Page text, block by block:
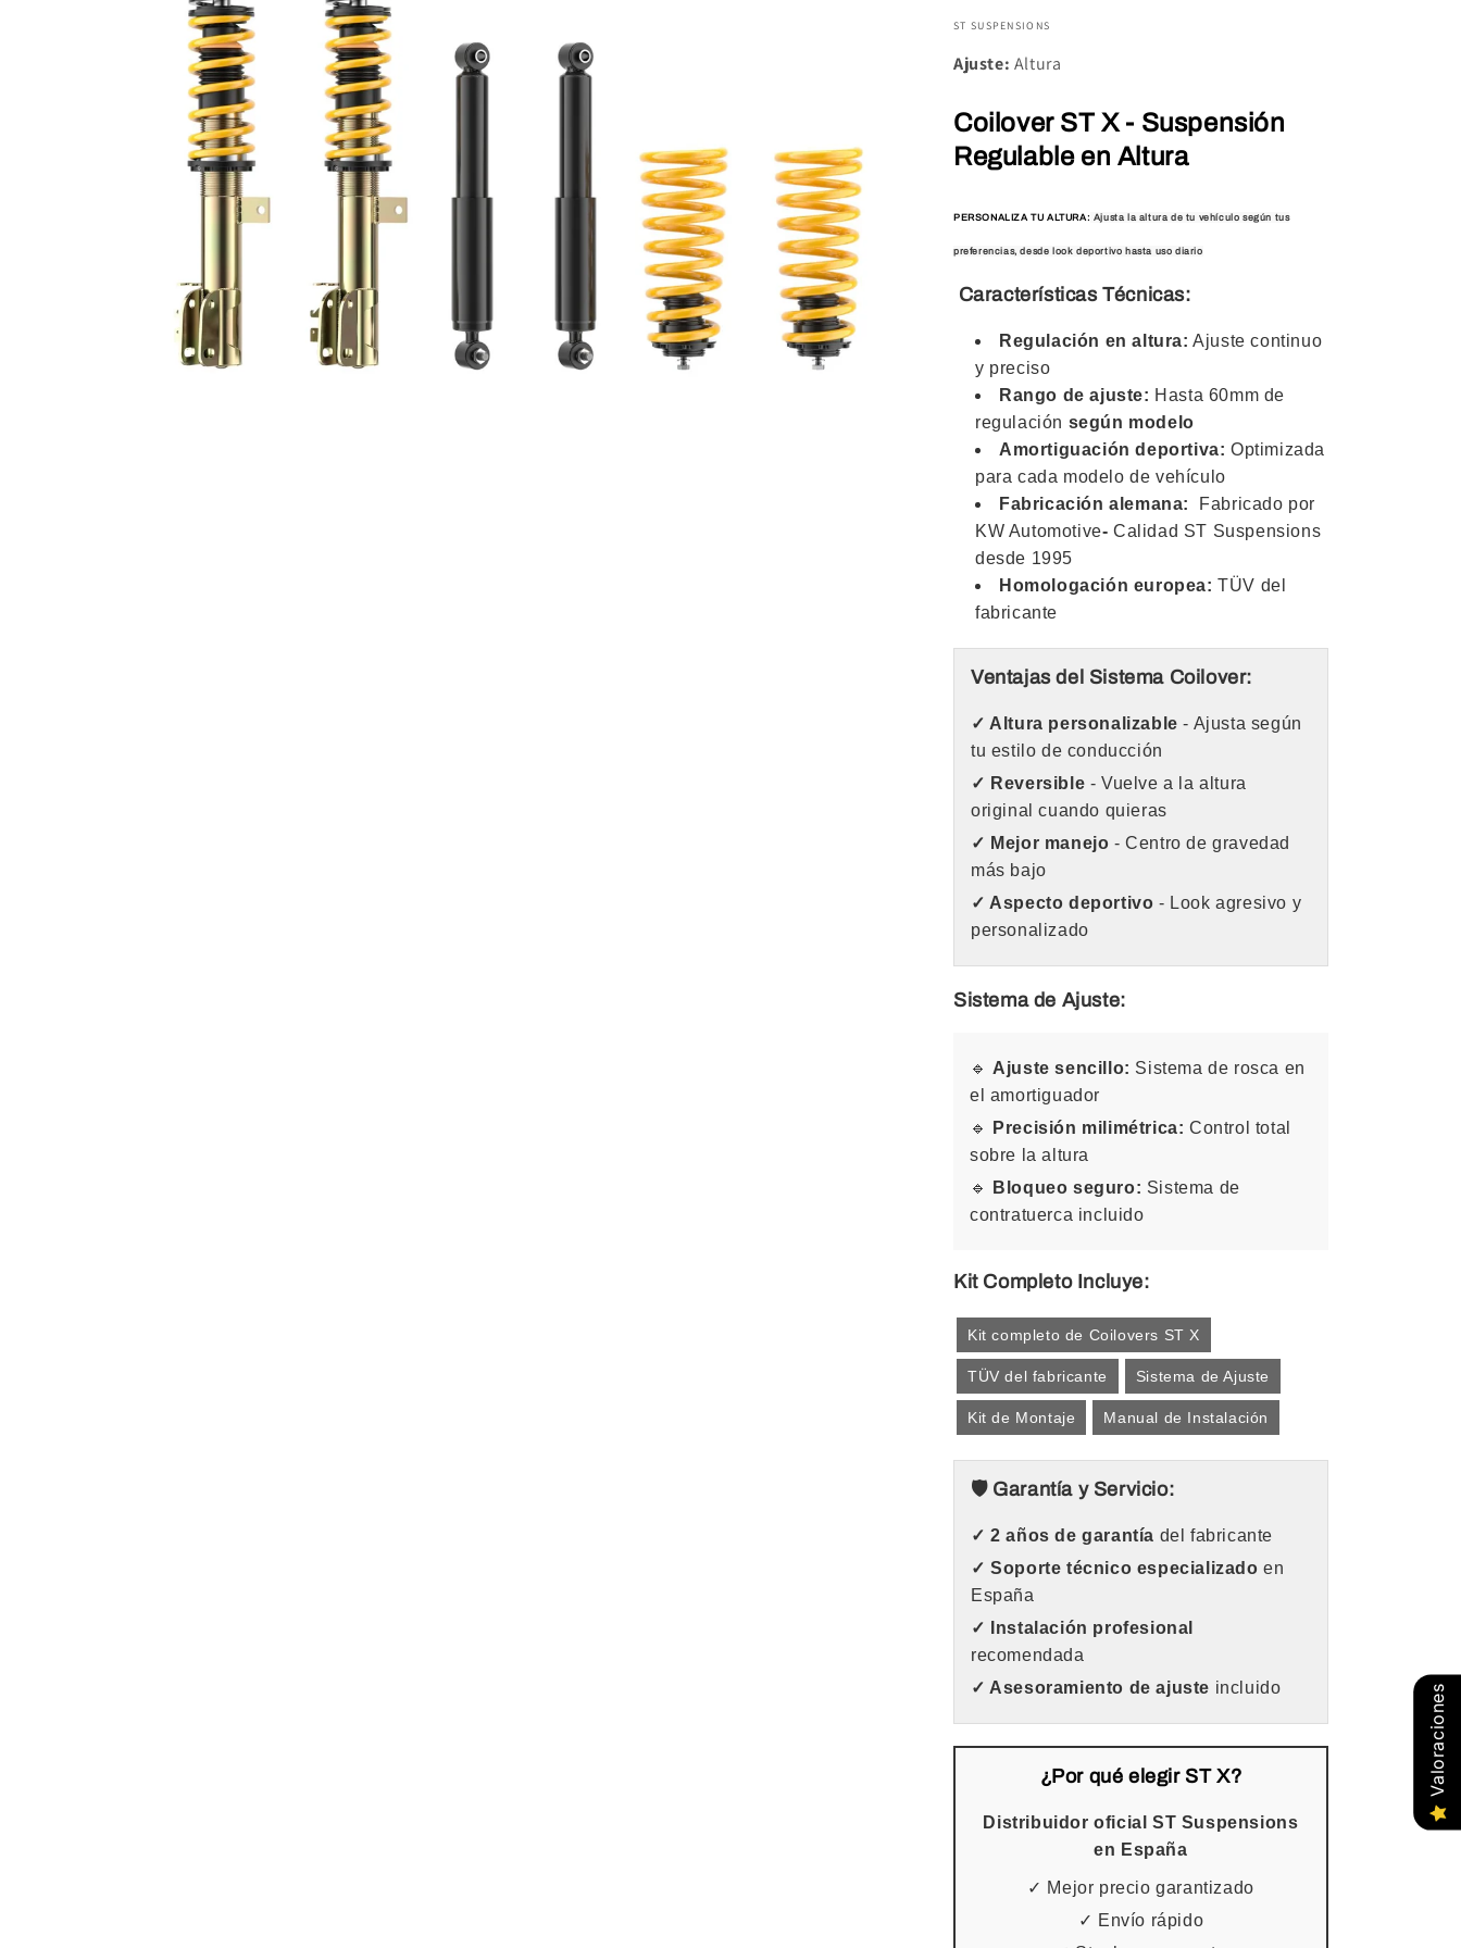
ST SUSPENSIONS
Ajuste: Altura
Coilover ST X - Suspensión
Regulable en Altura
PERSONALIZA TU ALTURA: Ajusta la altura de tu vehículo según tus
preferencias, desde look deportivo hasta uso diario
Características Técnicas:
Regulación en altura: Ajuste continuo
y preciso
Rango de ajuste: Hasta 60mm de
regulación según modelo
Amortiguación deportiva: Optimizada
para cada modelo de vehículo
Fabricación alemana:
Fabricado por
KW Automotive-Calidad ST Suspensions
desde 1995
Homologación europea: TÜV del
fabricante
Ventajas del Sistema Coilover:
✓ Altura personalizable - Ajusta según
tu estilo de conducción
✓ Reversible - Vuelve a la altura
original cuando quieras
✓ Mejor manejo - Centro de gravedad
más bajo
✓ Aspecto deportivo - Look agresivo y
personalizado
Sistema de Ajuste:
🔹 Ajuste sencillo: Sistema de rosca en
el amortiguador
🔹
Precisión milimétrica: Control total
sobre la altura
🔹
Bloqueo seguro: Sistema de
contratuerca incluido
Kit Completo Incluye:
Kit completo de Coilovers ST X
TÜV del fabricante Sistema de Ajuste
Kit de Montaje Manual de Instalación
🛡️ Garantía y Servicio:
✓ 2 años de garantía del fabricante
✓ Soporte técnico especializado en
España
✓ Instalación profesional
recomendada
✓ Asesoramiento de ajuste incluido
¿Por qué elegir ST X?
Distribuidor oficial ST Suspensions
en España
✓ Mejor precio garantizado
✓ Envío rápido
Valoraciones